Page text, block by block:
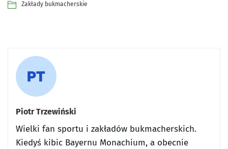
Zakłady bukmacherskie
Piotr Trzewiński
Wielki fan sportu i zakładów bukmacherskich.
Kiedyś kibic Bayernu Monachium, a obecnie